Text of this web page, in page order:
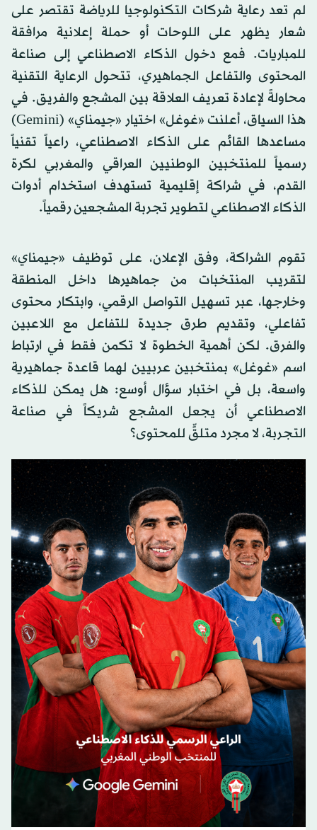
لم تعد رعاية شركات التكنولوجيا للرياضة تقتصر على
شعار يظهر على اللوحات أو حملة إعلانية مرافقة
للمباريات. فمع دخول الذكاء الاصطناعي إلى صناعة
المحتوى والتفاعل الجماهيري، تتحول الرعاية التقنية
محاولةً لإعادة تعريف العلاقة بين المشجع والفريق. في
هذا السياق، أعلنت «غوغل» اختيار «جيمناي» (Gemini)
مساعدها القائم على الذكاء الاصطناعي، راعياً تقنياً
رسمياً للمنتخبين الوطنيين العراقي والمغربي لكرة
القدم، في شراكة إقليمية تستهدف استخدام أدوات
الذكاء الاصطناعي لتطوير تجربة المشجعين رقمياً.
تقوم الشراكة، وفق الإعلان، على توظيف «جيمناي»
لتقريب المنتخبات من جماهيرها داخل المنطقة
وخارجها، عبر تسهيل التواصل الرقمي، وابتكار محتوى
تفاعلي، وتقديم طرق جديدة للتفاعل مع اللاعبين
والفرق. لكن أهمية الخطوة لا تكمن فقط في ارتباط
اسم «غوغل» بمنتخبين عربيين لهما قاعدة جماهيرية
واسعة، بل في اختبار سؤال أوسع: هل يمكن للذكاء
الاصطناعي أن يجعل المشجع شريكاً في صناعة
التجربة، لا مجرد متلقٍّ للمحتوى؟